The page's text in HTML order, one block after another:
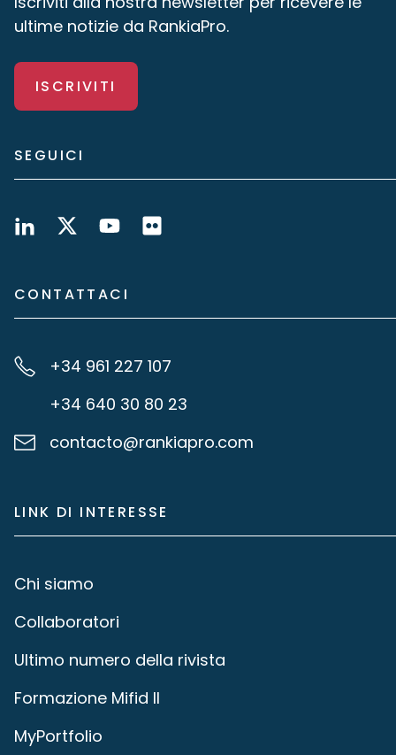
ultime notizie da RankiaPro.
ISCRIVITI
SEGUICI
CONTATTACI
+34 961 227 107
+34 640 30 80 23
contacto@rankiapro.com
LINK DI INTERESSE
Chi siamo
Collaboratori
Ultimo numero della rivista
Formazione Mifid II
MyPortfolio